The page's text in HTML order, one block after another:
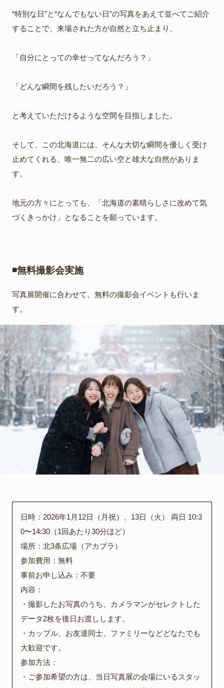
“特別な日”と“なんでもない日”の写真をあえて並べてご紹介
することで、来場された方が自然と立ち止まり、
「自分にとっての幸せってなんだろう？」
「どんな瞬間を残したいだろう？」
と考えていただけるような空間を目指しました。
そして、この北海道には、そんな大切な瞬間を優しく受け
止めてくれる、唯一無二の広い空と雄大な自然がありま
す。
地元の方々にとっても、「北海道の素晴らしさに改めて気
づくきっかけ」となることを願っています。
◾️無料撮影会実施
写真展開催に合わせて、無料の撮影会イベントも行いま
す。
日時：2026年1月12日（月祝）、13日（火） 両日 10:3
0〜14:30（1回あたり30分ほど）
場所：北3条広場（アカプラ）
参加費用：無料
事前お申し込み：不要
内容：
・撮影したお写真のうち、カメラマンがセレクトした
データ2枚を後日お渡しします。
・カップル、お友達同士、ファミリーなどどなたでも
大歓迎です。
参加方法：
・ご参加希望の方は、当日写真展の会場にいるスタッ